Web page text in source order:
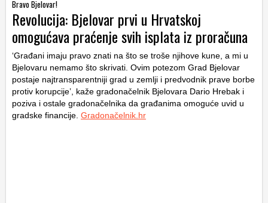
Bravo Bjelovar!
Revolucija: Bjelovar prvi u Hrvatskoj
omogućava praćenje svih isplata iz proračuna
‘Građani imaju pravo znati na što se troše njihove kune, a mi u
Bjelovaru nemamo što skrivati. Ovim potezom Grad Bjelovar
postaje najtransparentniji grad u zemlji i predvodnik prave borbe
protiv korupcije’, kaže gradonačelnik Bjelovara Dario Hrebak i
poziva i ostale gradonačelnika da građanima omoguće uvid u
gradske financije. Gradonačelnik.hr